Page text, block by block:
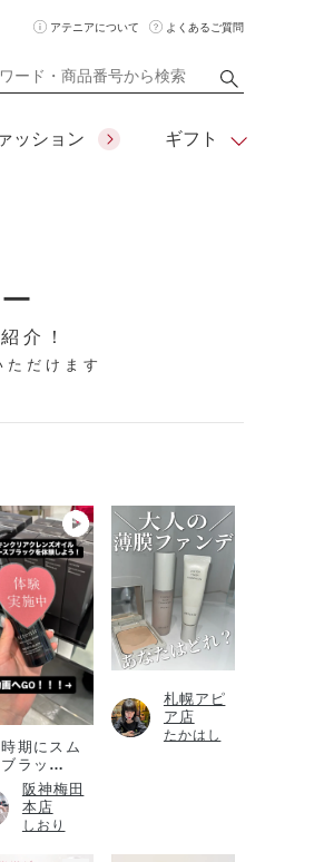
アテニアについて よくあるご質問
グ
クリーム
カラー
ッズ
シリーズ
クシリーズ
覧
ッション ギフト
贈れるeギフト
介！
だけます
期にスム
ラッ
！！阪神梅田
本店
しおり
札幌アピ
ア店
たかはし